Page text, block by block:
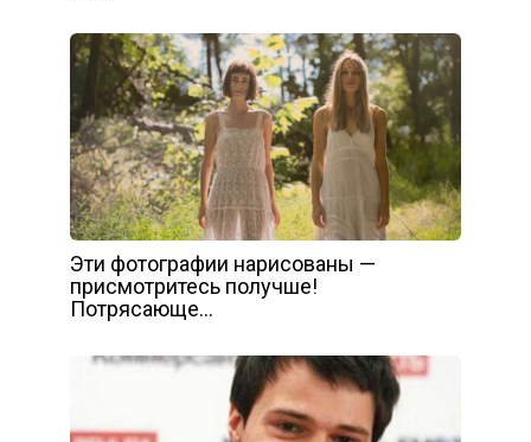
Эти фотографии нарисованы —
присмотритесь получше!
Потрясающе…